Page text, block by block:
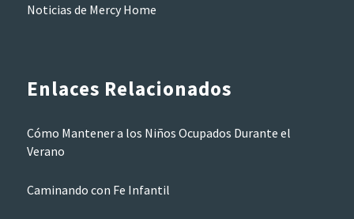
Noticias de Mercy Home
Enlaces Relacionados
Cómo Mantener a los Niños Ocupados Durante el
Verano
Caminando con Fe Infantil